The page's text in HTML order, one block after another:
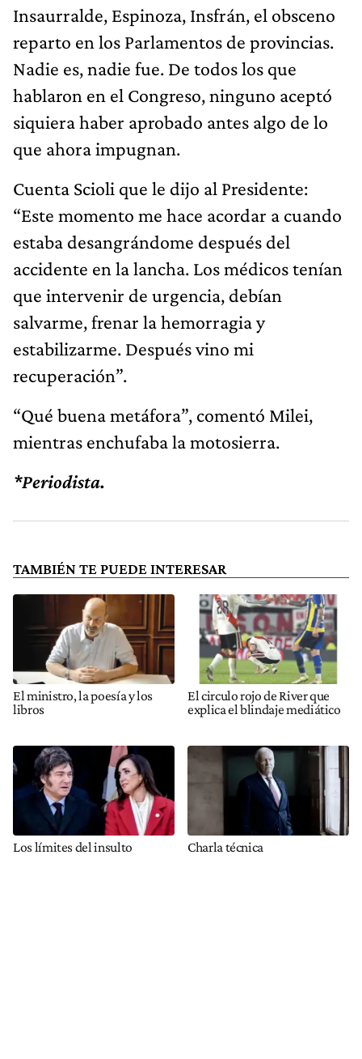
Insaurralde, Espinoza, Insfrán, el obsceno
reparto en los Parlamentos de provincias.
Nadie es, nadie fue. De todos los que
hablaron en el Congreso, ninguno aceptó
siquiera haber aprobado antes algo de lo
que ahora impugnan.
Cuenta Scioli que le dijo al Presidente:
“Este momento me hace acordar a cuando
estaba desangrándome después del
accidente en la lancha. Los médicos tenían
que intervenir de urgencia, debían
salvarme, frenar la hemorragia y
estabilizarme. Después vino mi
recuperación”.
“Qué buena metáfora”, comentó Milei,
mientras enchufaba la motosierra.
*Periodista.
TAMBIÉN TE PUEDE INTERESAR
El ministro, la poesía y los
libros
El circulo rojo de River que
explica el blindaje mediático
Los límites del insulto Charla técnica